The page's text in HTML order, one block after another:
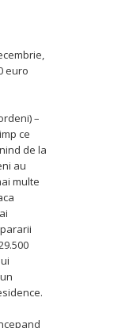
euro
–
ce
de la
au
multe